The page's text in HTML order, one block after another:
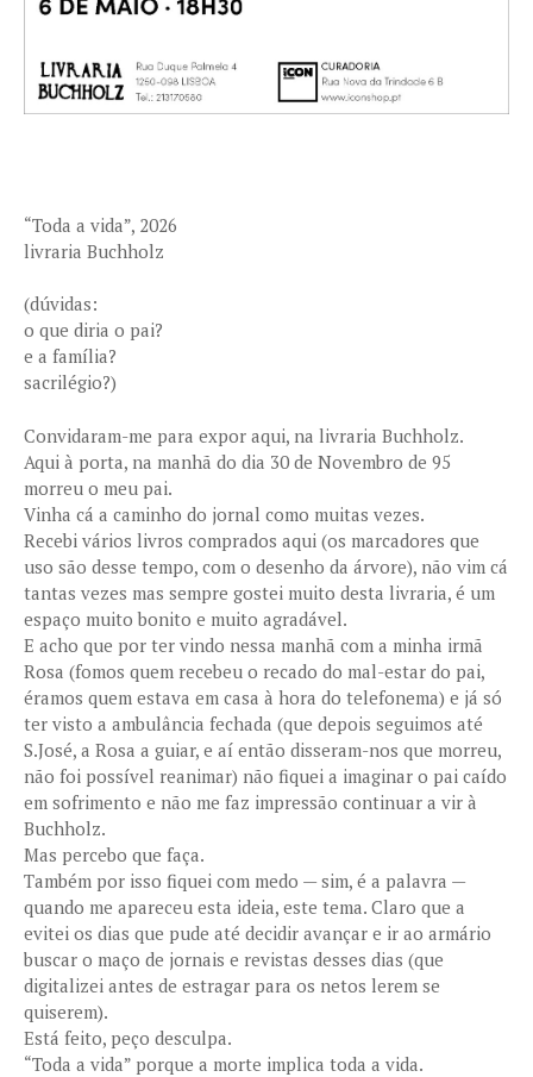
“Toda a vida”, 2026
livraria Buchholz
(dúvidas:
o que diria o pai?
e a família?
sacrilégio?)
Convidaram-me para expor aqui, na livraria Buchholz.
Aqui à porta, na manhã do dia 30 de Novembro de 95
morreu o meu pai.
Vinha cá a caminho do jornal como muitas vezes.
Recebi vários livros comprados aqui (os marcadores que
uso são desse tempo, com o desenho da árvore), não vim cá
tantas vezes mas sempre gostei muito desta livraria, é um
espaço muito bonito e muito agradável.
E acho que por ter vindo nessa manhã com a minha irmã
Rosa (fomos quem recebeu o recado do mal-estar do pai,
éramos quem estava em casa à hora do telefonema) e já só
ter visto a ambulância fechada (que depois seguimos até
S.José, a Rosa a guiar, e aí então disseram-nos que morreu,
não foi possível reanimar) não fiquei a imaginar o pai caído
em sofrimento e não me faz impressão continuar a vir à
Buchholz.
Mas percebo que faça.
Também por isso fiquei com medo — sim, é a palavra —
quando me apareceu esta ideia, este tema. Claro que a
evitei os dias que pude até decidir avançar e ir ao armário
buscar o maço de jornais e revistas desses dias (que
digitalizei antes de estragar para os netos lerem se
quiserem).
Está feito, peço desculpa.
“Toda a vida” porque a morte implica toda a vida.